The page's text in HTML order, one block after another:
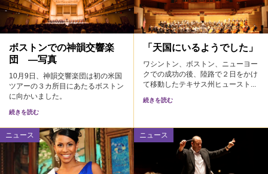
ボストンでの神韻交響楽
団 —写真
10月9日、神韻交響楽団は初の米国
ツアーの３カ所目にあたるボストン
に向かいました。
続きを読む
「天国にいるようでした」
ワシントン、ボストン、ニューヨー
クでの成功の後、陸路で２日をかけ
て移動したテキサス州ヒュースト...
続きを読む
ニュース ニュース